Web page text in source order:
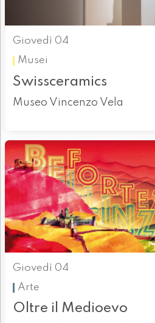
Giovedì 04
Musei
Swissceramics
Museo Vincenzo Vela
Giovedì 04
Arte
Oltre il Medioevo